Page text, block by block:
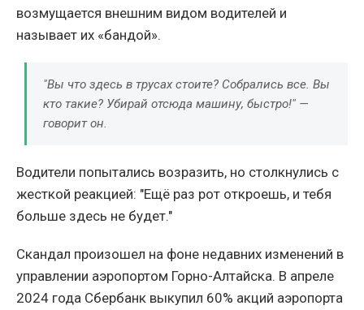
возмущается внешним видом водителей и
называет их «бандой».
"Вы что здесь в трусах стоите? Собрались все. Вы
кто такие? Убирай отсюда машину, быстро!" —
говорит он.
Водители попытались возразить, но столкнулись с
жесткой реакцией: "Ещё раз рот откроешь, и тебя
больше здесь не будет."
Скандал произошел на фоне недавних изменений в
управлении аэропортом Горно-Алтайска. В апреле
2024 года Сбербанк выкупил 60% акций аэропорта